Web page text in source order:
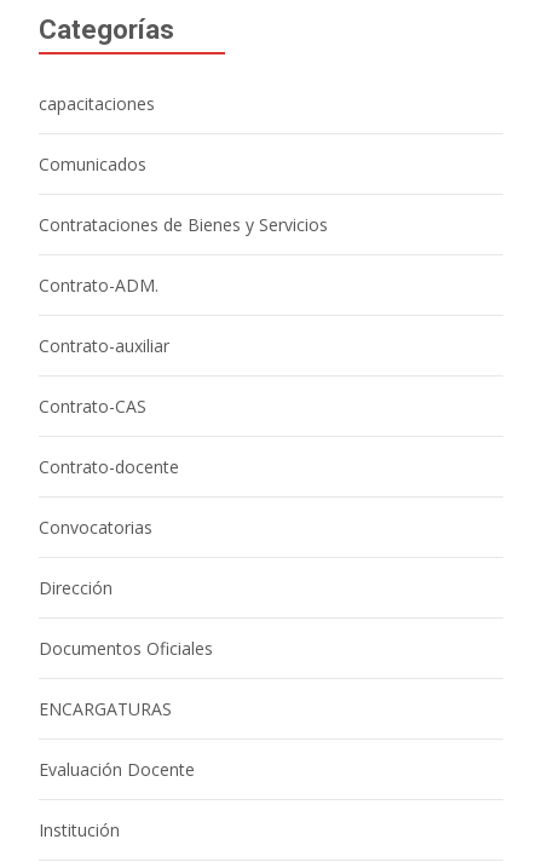
Categorías
capacitaciones
Comunicados
Contrataciones de Bienes y Servicios
Contrato-ADM.
Contrato-auxiliar
Contrato-CAS
Contrato-docente
Convocatorias
Dirección
Documentos Oficiales
ENCARGATURAS
Evaluación Docente
Institución